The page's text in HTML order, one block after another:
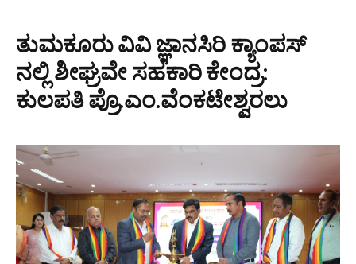
ತುಮಕೂರು ವಿವಿ ಜ್ಞಾನಸಿರಿ ಕ್ಯಾಂಪಸ್‌
ನಲ್ಲಿ ಶೀಘ್ರವೇ ಸಹಕಾರಿ ಕೇಂದ್ರ:
ಕುಲಪತಿ ಪ್ರೊ.ಎಂ.ವೆಂಕಟೇಶ್ವರಲು